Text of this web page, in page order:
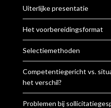
Uiterlijke presentatie
Het voorbereidingsformat
Selectiemethoden
Competentiegericht vs.
het verschil?
Problemen bij